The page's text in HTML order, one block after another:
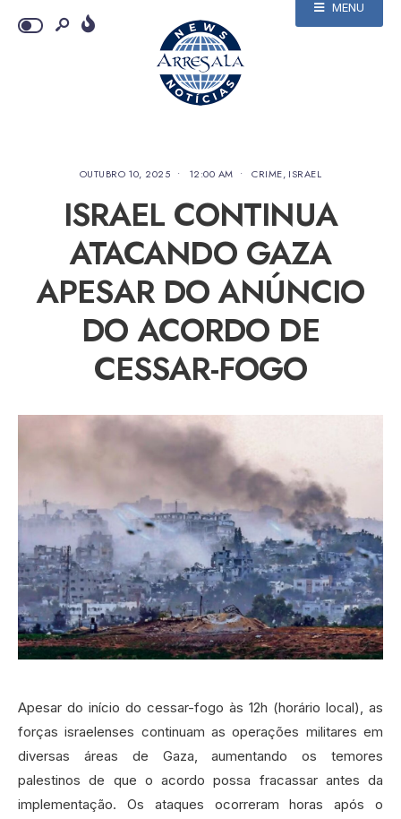
MENU
OUTUBRO 10, 2025 • 12:00 AM • CRIME, ISRAEL
ISRAEL CONTINUA
ATACANDO GAZA
APESAR DO ANÚNCIO
DO ACORDO DE
CESSAR-FOGO
Apesar do início do cessar-fogo às 12h (horário local), as
forças israelenses continuam as operações militares em
diversas áreas de Gaza, aumentando os temores
palestinos de que o acordo possa fracassar antes da
implementação. Os ataques ocorreram horas após o